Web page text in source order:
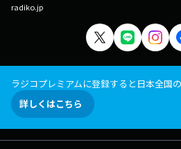
radiko.jp
ラジコプレミアムに登録すると日本全国
詳しくはこちら